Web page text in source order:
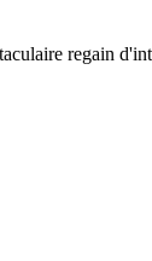
regain